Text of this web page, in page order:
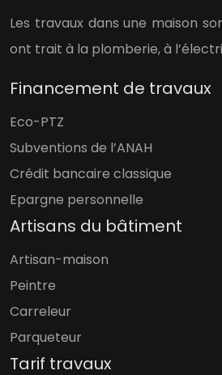
Les travaux dans une maison
ont trait à la plomberie, à
Financement de travaux
Eco-PTZ
Subventions de l’ANAH
Crédit bancaire classique
Epargne personnelle
Artisans du bâtiment
Artisan-maison
Peintre
Carreleur
Parqueteur
Tarif travaux